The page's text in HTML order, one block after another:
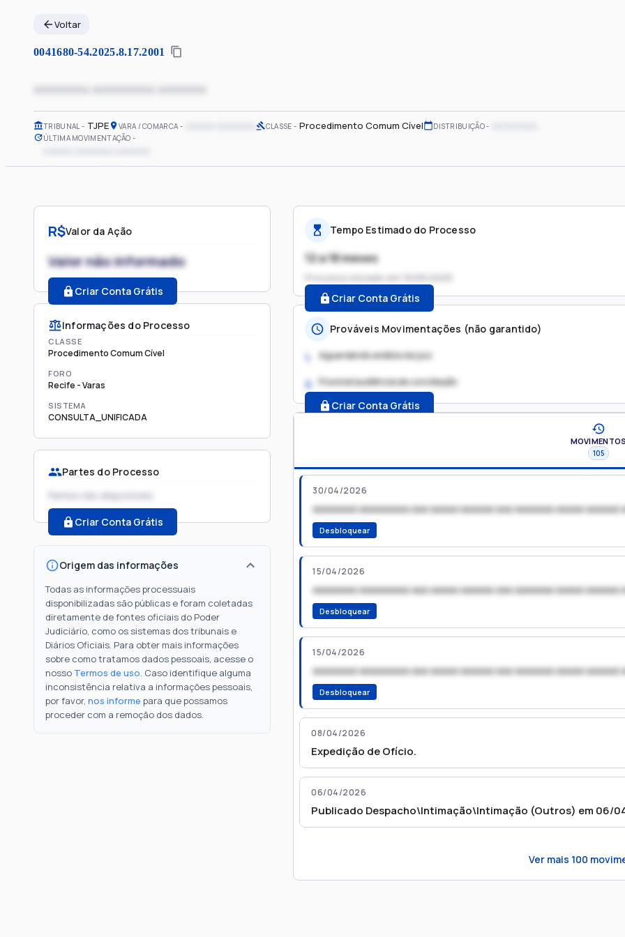
Voltar
0041680-54.2025.8.17.2001
xxxxxxxx xxxxxxxxx xxxxxxx
TRIBUNAL TJPE VARA / COMARCA CLASSE Procedimento Comum Cível DISTRIBUIÇÃO
ÚLTIMA MOVIMENTAÇÃO
R$Valor da Ação
Valor não informado
Criar Conta Grátis
Informações do Processo
CLASSE
Procedimento Comum Cível
FORO
Recife - Varas
SISTEMA
CONSULTA_UNIFICADA
Partes do Processo
Partes não disponíveis
Criar Conta Grátis
Origem das informações
Todas as informações processuais
disponibilizadas são públicas e foram coletadas
diretamente de fontes oficiais do Poder
Judiciário, como os sistemas dos tribunais e
Diários Oficiais. Para obter mais informações
sobre como tratamos dados pessoais, acesse o
nosso Termos de uso. Caso identifique alguma
inconsistência relativa a informações pessoais,
por favor, nos informe para que possamos
proceder com a remoção dos dados.
Tempo Estimado do Processo
12 a 18 meses
Processo iniciado em
Criar Conta Grátis
Prováveis Movimentações (não garantido)
1. Aguardando análise do juiz
2. Possível audiência de conciliação
Criar Conta Grátis
MOVIMENTOS
105
30/04/2026
xxxxxxxx xxxxxxxxx xxx xxxxx xxxxxx xxx xxxxxxx xxxxx xxxxxx
Desbloquear
15/04/2026
xxxxxxxx xxxxxxxxx xxx xxxxx xxxxxx xxx xxxxxxx xxxxx xxxxxx
Desbloquear
15/04/2026
xxxxxxxx xxxxxxxxx xxx xxxxx xxxxxx xxx xxxxxxx xxxxx xxxxxx
Desbloquear
08/04/2026
Expedição de Ofício.
06/04/2026
Publicado Despacho\Intimação\Intimação (Outros) em 06/
Ver mais 100